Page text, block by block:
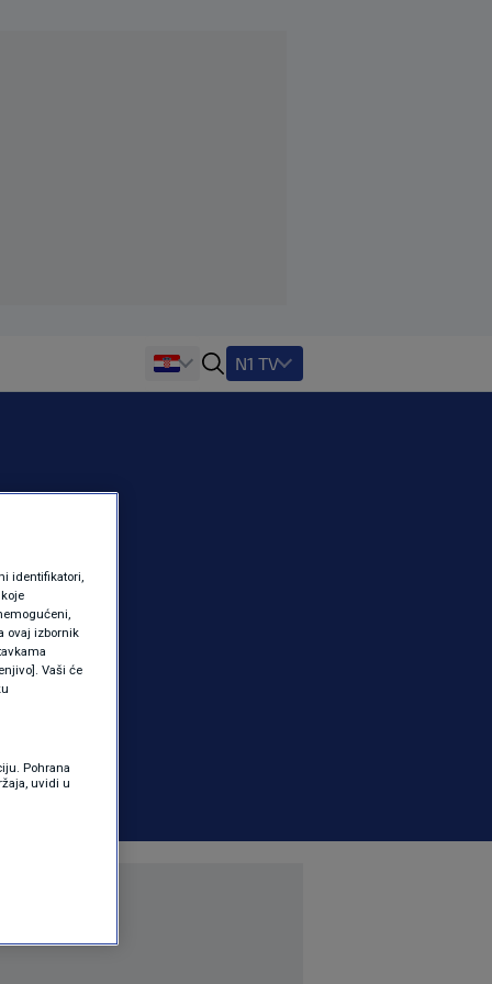
N1 TV
identifikatori,
ovaj izbornik
Vaši će
Pohrana
uvidi u